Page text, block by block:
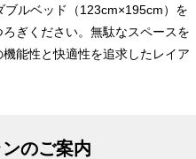
ルベッド（123cm×195cm）を
ぎください。無駄なスペースを
能性と快適性を追求したレイア
のご案内